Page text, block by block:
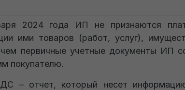
2024 года ИП не признаются
ими товаров (работ, услуг),
первичные учетные документы ИП
покупателю.
– отчет, который несет